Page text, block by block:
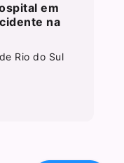
em
na
Rio do Sul